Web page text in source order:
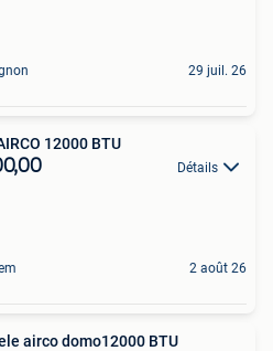
29 juil. 26
12000 BTU
Détails
2 août 26
airco domo12000 BTU